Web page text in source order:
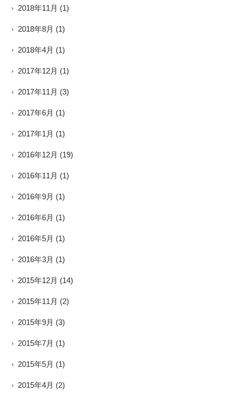
2018年11月 (1)
2018年8月 (1)
2018年4月 (1)
2017年12月 (1)
2017年11月 (3)
2017年6月 (1)
2017年1月 (1)
2016年12月 (19)
2016年11月 (1)
2016年9月 (1)
2016年6月 (1)
2016年5月 (1)
2016年3月 (1)
2015年12月 (14)
2015年11月 (2)
2015年9月 (3)
2015年7月 (1)
2015年5月 (1)
2015年4月 (2)